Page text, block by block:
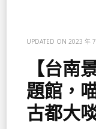
UPDATED ON 2023 年
【台南
題館，
古都大